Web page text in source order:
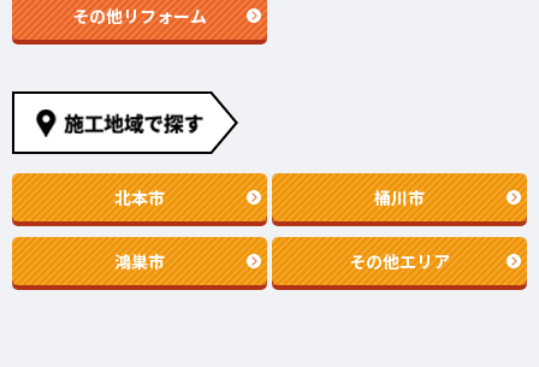
その他リフォーム
北本市 桶川市
鴻巣市 その他エリア